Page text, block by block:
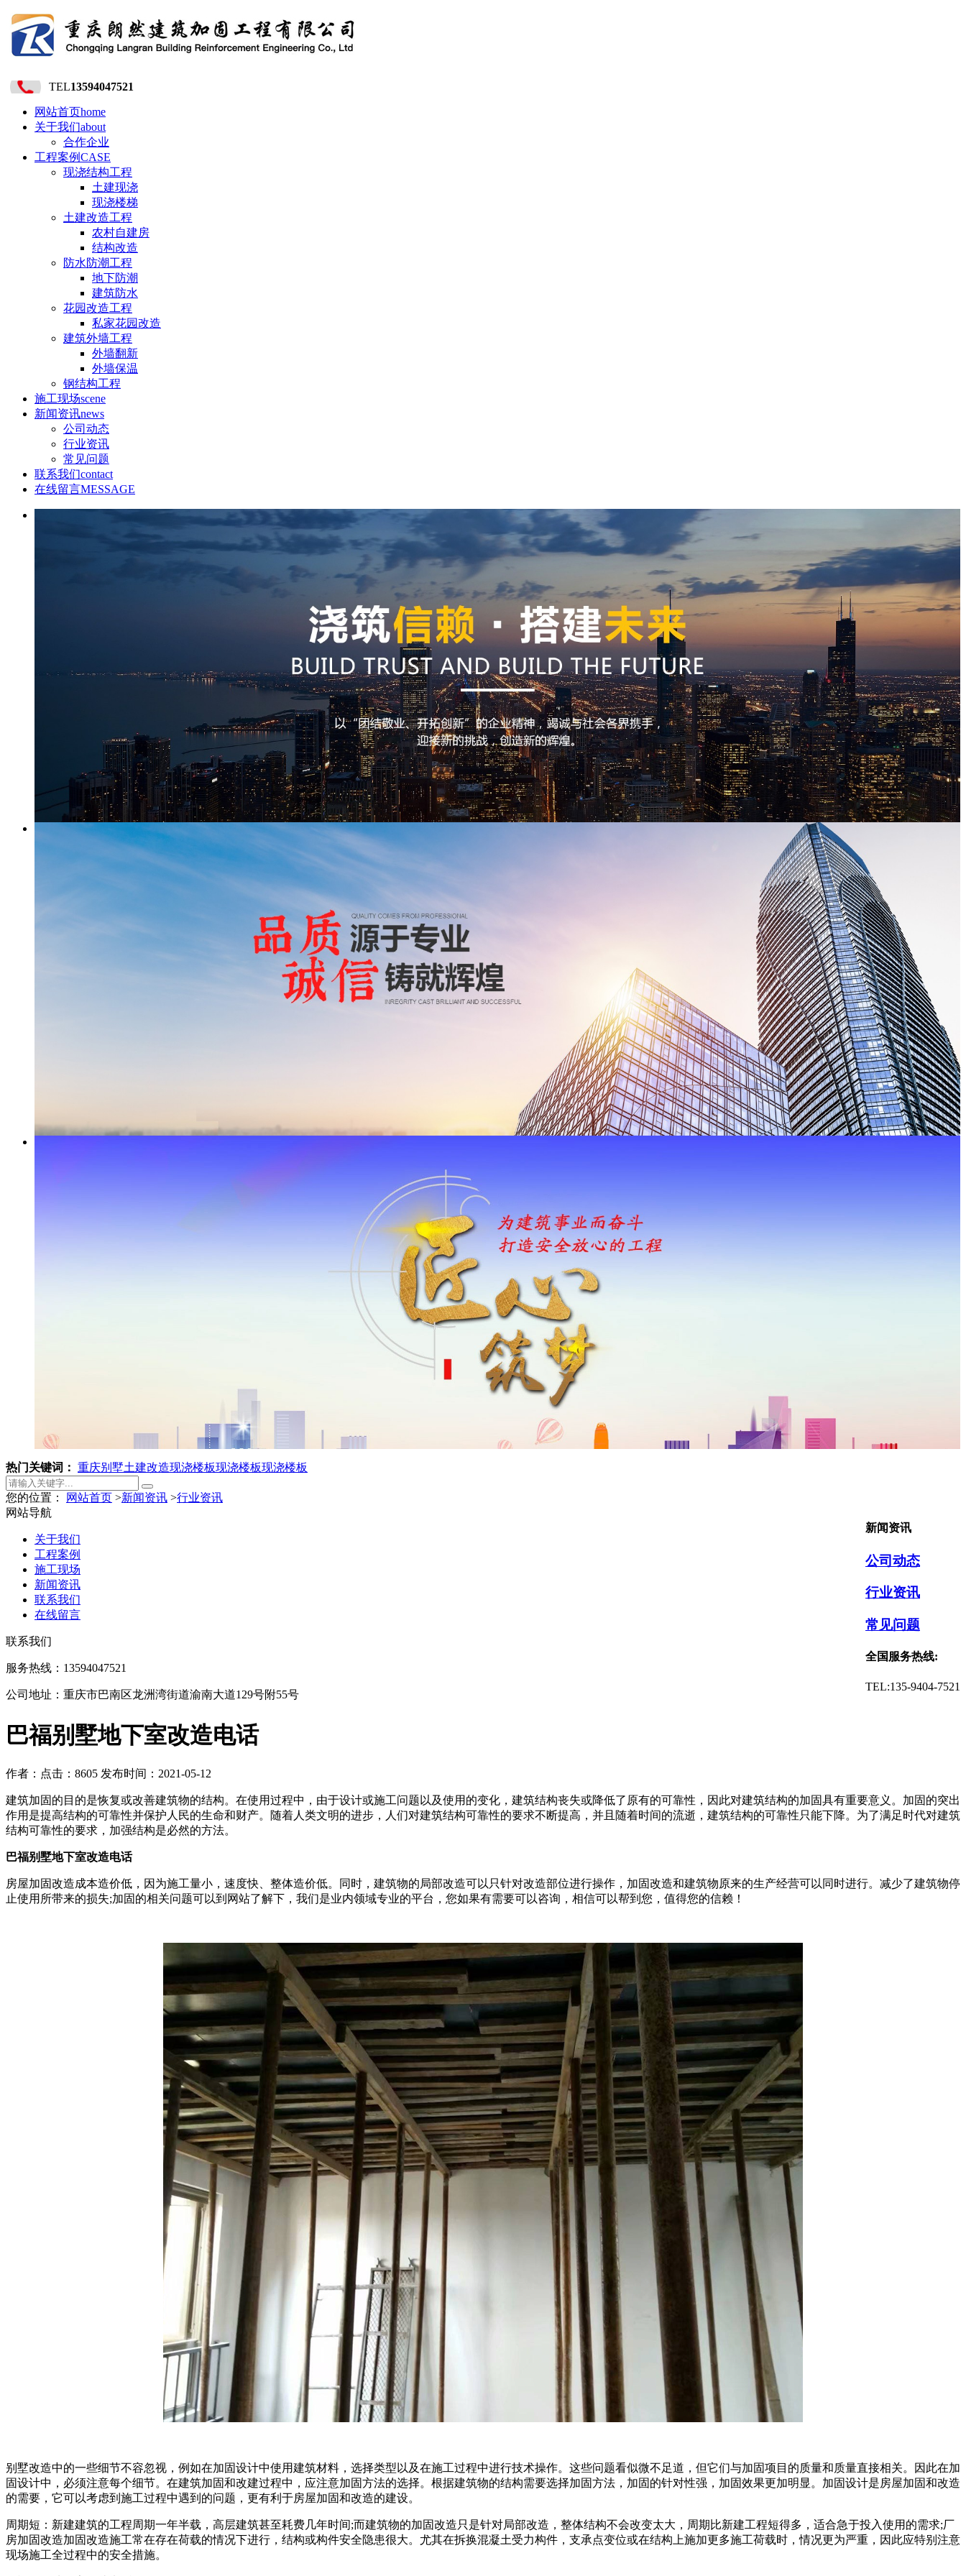
TEL13594047521
网站首页home
关于我们about
合作企业
工程案例CASE
现浇结构工程
土建现浇
现浇楼梯
土建改造工程
农村自建房
结构改造
防水防潮工程
地下防潮
建筑防水
花园改造工程
私家花园改造
建筑外墙工程
外墙翻新
外墙保温
钢结构工程
施工现场scene
新闻资讯news
公司动态
行业资讯
常见问题
联系我们contact
在线留言MESSAGE
热门关键词： 重庆别墅土建改造现浇楼板现浇楼板现浇楼板
您的位置： 网站首页 >新闻资讯 >行业资讯
新闻资讯
公司动态
行业资讯
常见问题
全国服务热线:
TEL:135-9404-7521
巴福别墅地下室改造电话
作者： 点击：8605 发布时间：2021-05-12
建筑加固的目的是恢复或改善建筑物的结构。在使用过程中，由于设计或施工问题以及使用的变化，建筑结构丧失或降低了原有的可靠性，因此对建筑结构的加固具有重要意义。加固的突出
作用是提高结构的可靠性并保护人民的生命和财产。随着人类文明的进步，人们对建筑结构可靠性的要求不断提高，并且随着时间的流逝，建筑结构的可靠性只能下降。为了满足时代对建筑
结构可靠性的要求，加强结构是必然的方法。
巴福别墅地下室改造电话
房屋加固改造成本造价低，因为施工量小，速度快、整体造价低。同时，建筑物的局部改造可以只针对改造部位进行操作，加固改造和建筑物原来的生产经营可以同时进行。减少了建筑物停
止使用所带来的损失;加固的相关问题可以到网站了解下，我们是业内领域专业的平台，您如果有需要可以咨询，相信可以帮到您，值得您的信赖！
别墅改造中的一些细节不容忽视，例如在加固设计中使用建筑材料，选择类型以及在施工过程中进行技术操作。这些问题看似微不足道，但它们与加固项目的质量和质量直接相关。因此在加
固设计中，必须注意每个细节。在建筑加固和改建过程中，应注意加固方法的选择。根据建筑物的结构需要选择加固方法，加固的针对性强，加固效果更加明显。加固设计是房屋加固和改造
的需要，它可以考虑到施工过程中遇到的问题，更有利于房屋加固和改造的建设。
周期短：新建建筑的工程周期一年半载，高层建筑甚至耗费几年时间;而建筑物的加固改造只是针对局部改造，整体结构不会改变太大，周期比新建工程短得多，适合急于投入使用的需求;厂
房加固改造加固改造施工常在存在荷载的情况下进行，结构或构件安全隐患很大。尤其在拆换混凝土受力构件，支承点变位或在结构上施加更多施工荷载时，情况更为严重，因此应特别注意
现场施工全过程中的安全措施。
网站导航
关于我们
工程案例
施工现场
新闻资讯
联系我们
在线留言
联系我们
服务热线：13594047521
公司地址：重庆市巴南区龙洲湾街道渝南大道129号附55号